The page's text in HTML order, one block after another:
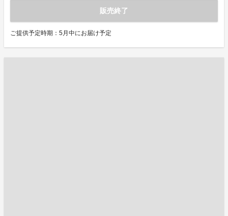
販売終了
ご提供予定時期：5月中にお届け予定